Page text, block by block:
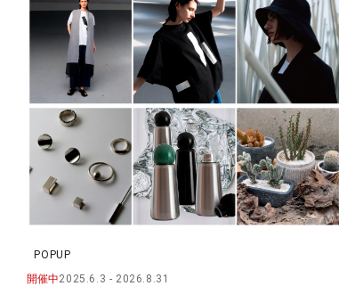
POPUP
開催中2025.6.3 2026.8.31